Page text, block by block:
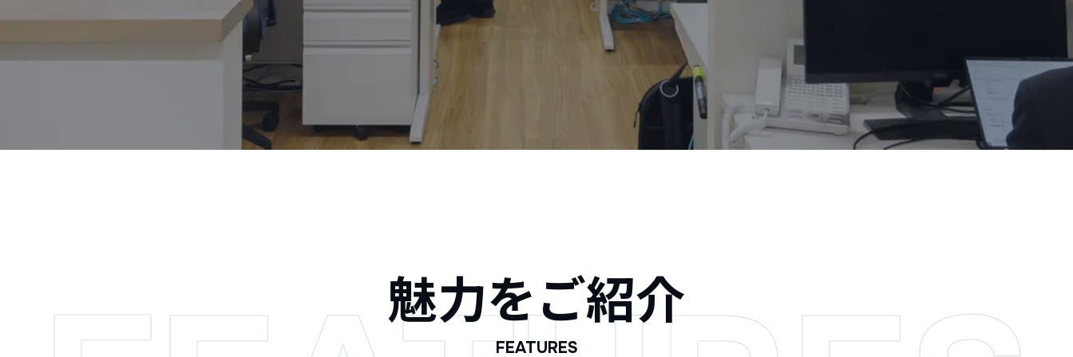
魅力をご紹介
FEATURES